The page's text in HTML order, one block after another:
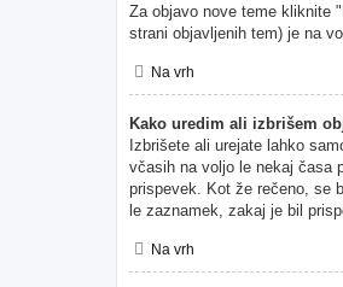
Za objavo nove teme kliknite
strani objavljenih tem) je na
Na vrh
Kako uredim ali izbrišem
Izbrišete ali urejate lahko
včasih na voljo le nekaj časa
prispevek. Kot že rečeno, se
le zaznamek, zakaj je bil
Na vrh